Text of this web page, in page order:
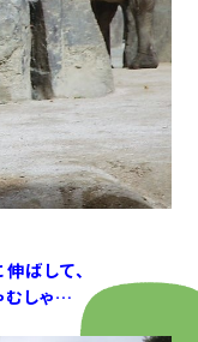
ばして、
むしゃ…